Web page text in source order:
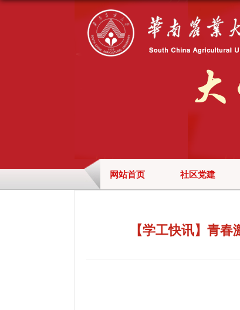
网站首页 社区党建
【学工快讯】青